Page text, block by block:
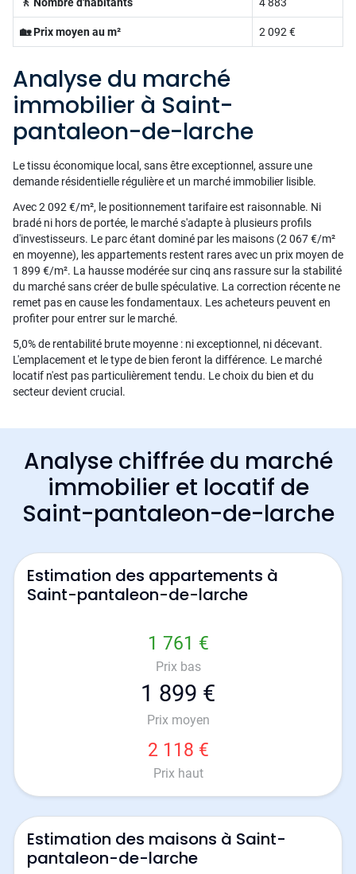
🏡 Prix moyen au m² 2 092 €
Analyse du marché
immobilier à Saint-
pantaleon-de-larche
Le tissu économique local, sans être exceptionnel, assure une
demande résidentielle régulière et un marché immobilier lisible.
Avec 2 092 €/m², le positionnement tarifaire est raisonnable. Ni
bradé ni hors de portée, le marché s'adapte à plusieurs profils
d'investisseurs. Le parc étant dominé par les maisons (2 067 €/m²
en moyenne), les appartements restent rares avec un prix moyen de
1 899 €/m². La hausse modérée sur cinq ans rassure sur la stabilité
du marché sans créer de bulle spéculative. La correction récente ne
remet pas en cause les fondamentaux. Les acheteurs peuvent en
profiter pour entrer sur le marché.
5,0% de rentabilité brute moyenne : ni exceptionnel, ni décevant.
L'emplacement et le type de bien feront la différence. Le marché
locatif n'est pas particulièrement tendu. Le choix du bien et du
secteur devient crucial.
Analyse chiffrée du marché
immobilier et locatif de
Saint-pantaleon-de-larche
Estimation des appartements à
Saint-pantaleon-de-larche
1 761 €
Prix bas
1 899 €
Prix moyen
2 118 €
Prix haut
Estimation des maisons à Saint-
pantaleon-de-larche